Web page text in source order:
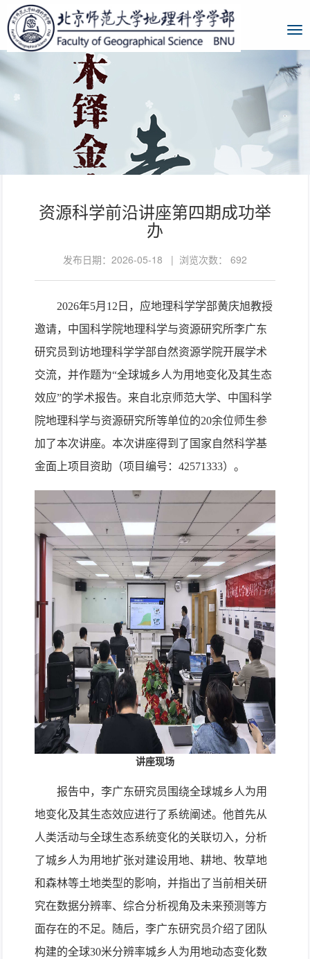
资源科学前沿讲座第四期成功举
办
发布日期：2026-05-18 | 浏览次数： 692
2026年5月12日，应地理科学学部黄庆旭教授
邀请，中国科学院地理科学与资源研究所李广东
研究员到访地理科学学部自然资源学院开展学术
交流，并作题为“全球城乡人为用地变化及其生态
效应”的学术报告。来自北京师范大学、中国科学
院地理科学与资源研究所等单位的20余位师生参
加了本次讲座。本次讲座得到了国家自然科学基
金面上项目资助（项目编号：42571333）。
讲座现场
报告中，李广东研究员围绕全球城乡人为用
地变化及其生态效应进行了系统阐述。他首先从
人类活动与全球生态系统变化的关联切入，分析
了城乡人为用地扩张对建设用地、耕地、牧草地
和森林等土地类型的影响，并指出了当前相关研
究在数据分辨率、综合分析视角及未来预测等方
面存在的不足。随后，李广东研究员介绍了团队
构建的全球30米分辨率城乡人为用地动态变化数